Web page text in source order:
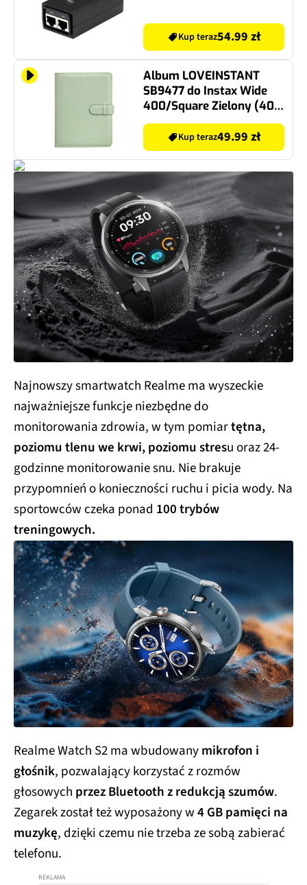
Kup teraz54.99 zł
Album LOVEINSTANT
SB9477 do Instax Wide
400/Square Zielony (40
stron)
Kup teraz49.99 zł
Najnowszy smartwatch Realme ma wyszeckie
najważniejsze funkcje niezbędne do
monitorowania zdrowia, w tym pomiartętna,
poziomu tlenu we krwi, poziomu stresu oraz 24-
godzinne monitorowanie snu. Nie brakuje
przypomnień o konieczności ruchu i picia wody. Na
sportowców czeka ponad 100 trybów
treningowych.
Realme Watch S2 ma wbudowanymikrofon i
głośnik, pozwalający korzystać z rozmów
głosowych przez Bluetooth z redukcją szumów.
Zegarek został też wyposażony w4 GB pamięci na
muzykę, dzięki czemu nie trzeba ze sobą zabierać
telefonu.